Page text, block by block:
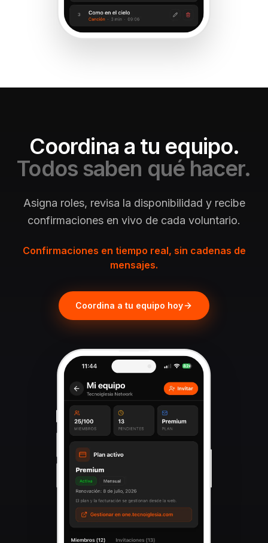
Coordina a tu equipo.
Todos saben qué hacer.
Asigna roles, revisa la disponibilidad y recibe
confirmaciones en vivo de cada voluntario.
Confirmaciones en tiempo real, sin cadenas de
mensajes.
Coordina a tu equipo hoy